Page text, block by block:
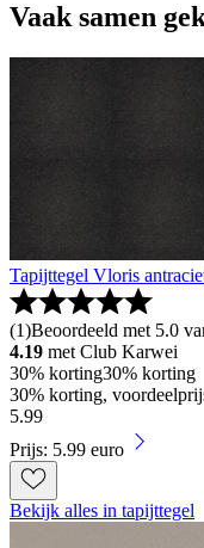
Vaak samen
Tapijttegel Vloris
(1)Beoordeeld met 5.0
4.19 met Club Karwei
30% korting30% korting
30% korting,
5.99
Prijs: 5.99 euro
Bekijk alles in tapijttegel